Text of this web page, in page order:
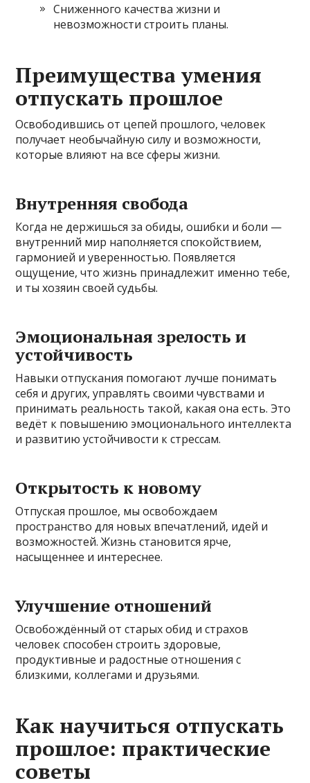
Сниженного качества жизни и
невозможности строить планы.
Преимущества умения
отпускать прошлое
Освободившись от цепей прошлого, человек
получает необычайную силу и возможности,
которые влияют на все сферы жизни.
Внутренняя свобода
Когда не держишься за обиды, ошибки и боли —
внутренний мир наполняется спокойствием,
гармонией и уверенностью. Появляется
ощущение, что жизнь принадлежит именно тебе,
и ты хозяин своей судьбы.
Эмоциональная зрелость и
устойчивость
Навыки отпускания помогают лучше понимать
себя и других, управлять своими чувствами и
принимать реальность такой, какая она есть. Это
ведёт к повышению эмоционального интеллекта
и развитию устойчивости к стрессам.
Открытость к новому
Отпуская прошлое, мы освобождаем
пространство для новых впечатлений, идей и
возможностей. Жизнь становится ярче,
насыщеннее и интереснее.
Улучшение отношений
Освобождённый от старых обид и страхов
человек способен строить здоровые,
продуктивные и радостные отношения с
близкими, коллегами и друзьями.
Как научиться отпускать
прошлое: практические
советы